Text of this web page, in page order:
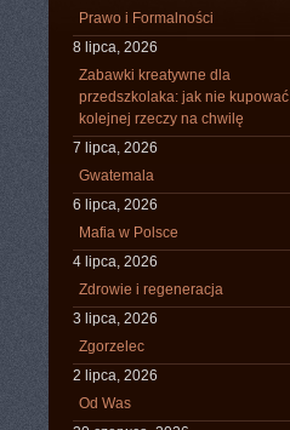
Prawo i Formalności
8 lipca, 2026
Zabawki kreatywne dla
przedszkolaka: jak nie kupować
kolejnej rzeczy na chwilę
7 lipca, 2026
Gwatemala
6 lipca, 2026
Mafia w Polsce
4 lipca, 2026
Zdrowie i regeneracja
3 lipca, 2026
Zgorzelec
2 lipca, 2026
Od Was